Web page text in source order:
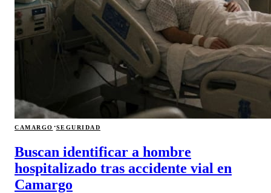
CAMARGO ·SEGURIDAD
Buscan identificar a hombre
hospitalizado tras accidente vial en
Camargo